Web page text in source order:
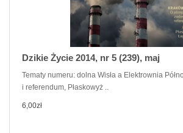
Dzikie Życie 2014, nr 5 (239), maj
Tematy numeru: dolna Wisła a Elektrownia
i referendum, Płaskowyż ..
6,00zł